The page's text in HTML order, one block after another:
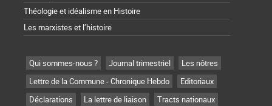
Théologie et idéalisme en Histoire
Les marxistes et l’histoire
Qui sommes-nous ? Journal trimestriel
Les nôtres
Lettre de la Commune - Chronique Hebdo
Editoriaux
Déclarations
La lettre de liaison
Tracts nationaux